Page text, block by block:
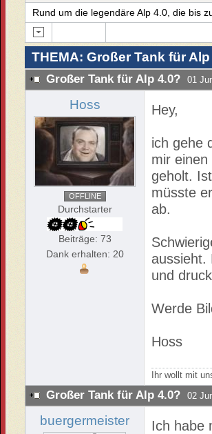
Rund um die legendäre Alp 4.0, die bis
THEMA: Großer Tank für Alp
Großer Tank für Alp 4.0? 01
Hoss
OFFLINE
Durchstarter
Beiträge: 73
Dank erhalten: 20
Hey,
ich gehe
mir einen
geholt.
müsste
ab.
aussieht.
und
Werde
Hoss
Ihr wollt mit
Großer Tank für Alp 4.0? 02
buergermeister
Ich habe